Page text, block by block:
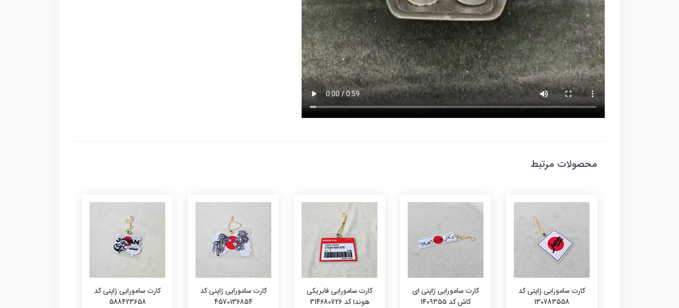
محصولات مرتبط
کارت سامورایی ژاپنی ای
کاش کد 1409355
کارت سامورایی فابریکی
هوندا کد 314680726
کارت سامورایی ژاپنی کد
4570136854
کارت سامورایی ژاپنی کد
588423658
کارت سامورایی کد
4780936515